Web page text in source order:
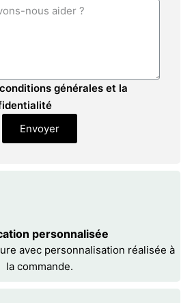
générales et la
Envoyer
personnalisée
avec personnalisation réalisée à
la commande.